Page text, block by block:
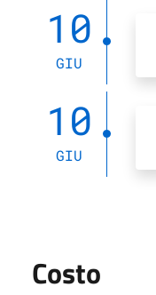
10
GIU
10
GIU
Costo